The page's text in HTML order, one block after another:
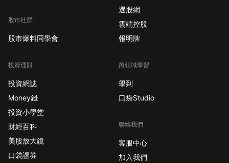
股市社群
股市爆料同學會
投資理財
投資網誌
Money錢
投資小學堂
財經百科
美股放大鏡
口袋證券
選股網
雲端控股
報明牌
跨領域學習
學到
口袋Studio
聯絡我們
客服中心
加入我們